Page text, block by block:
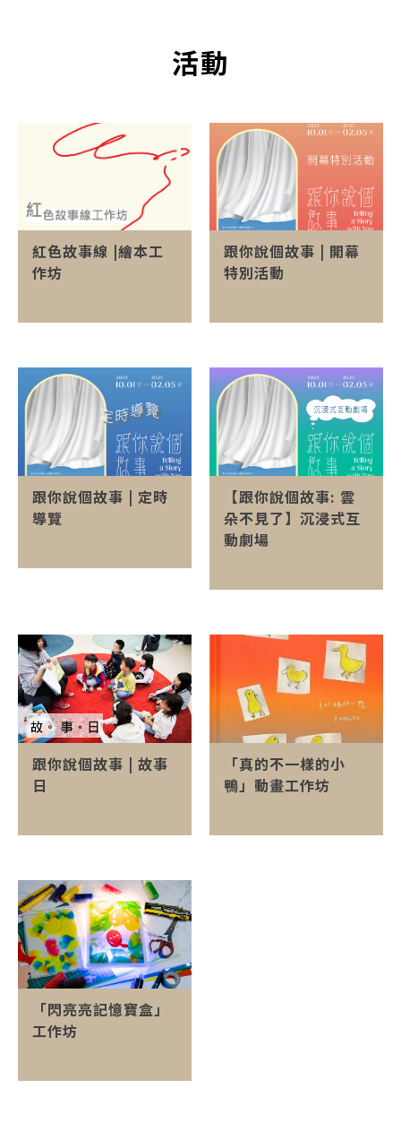
活動
紅色故事線 |繪本工
作坊
跟你說個故事 | 開幕
特別活動
跟你說個故事 | 定時
導覽
【跟你說個故事: 雲
朵不見了】沉浸式互
動劇場
跟你說個故事 | 故事
日
「真的不一樣的小
鴨」動畫工作坊
「閃亮亮記憶寶盒」
工作坊